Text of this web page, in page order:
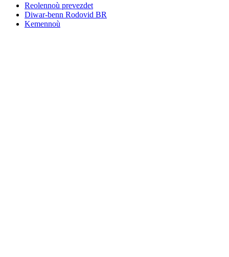
Reolennoù prevezdet
Diwar-benn Rodovid BR
Kemennoù